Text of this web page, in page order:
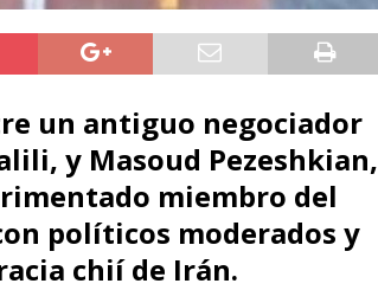
un antiguo negociador
y Masoud Pezeshkian,
miembro del
políticos moderados y
chií de Irán.